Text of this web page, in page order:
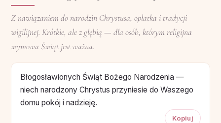
Z nawiązaniem do narodzin Chrystusa, opłatka i tradycji
wigilijnej. Krótkie, ale z głębią — dla osób, którym religijna
wymowa Świąt jest ważna.
Błogosławionych Świąt Bożego Narodzenia —
niech narodzony Chrystus przyniesie do Waszego
domu pokój i nadzieję.
Kopiuj